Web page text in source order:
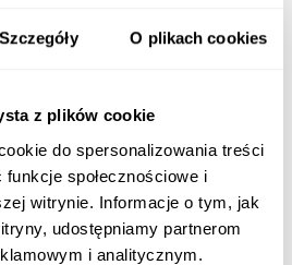
Szczegóły O plikach cookies
z plików cookie
do spersonalizowania treści
społecznościowe i
witrynie. Informacje o tym, jak
udostępniamy partnerom
i analitycznym.
suma zarobiona przez
dodatkowe korzyści
itp.
się do samej kwoty
(a nie wszelkich
pomniejszona o koszty